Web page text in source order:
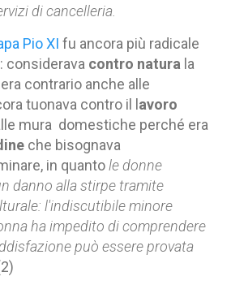
di cancelleria.
Pio XI fu ancora più radicale
considerava contro natura la
contrario anche alle
tuonava contro il l avoro
mura domestiche perché era
che bisognava
in quantole donne
danno alla stirpe tramite
l'indiscutibile minore
ha impedito di comprendere
può essere provata